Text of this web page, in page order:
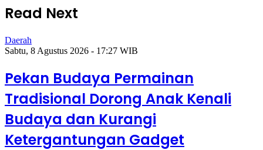
Read Next
Daerah
Sabtu, 8 Agustus 2026 - 17:27 WIB
Pekan Budaya Permainan
Tradisional Dorong Anak Kenali
Budaya dan Kurangi
Ketergantungan Gadget